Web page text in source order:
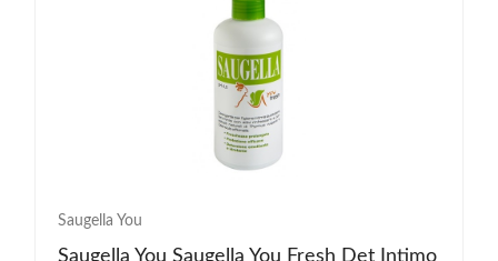
Saugella You
Saugella You Saugella You Fresh Det Intimo